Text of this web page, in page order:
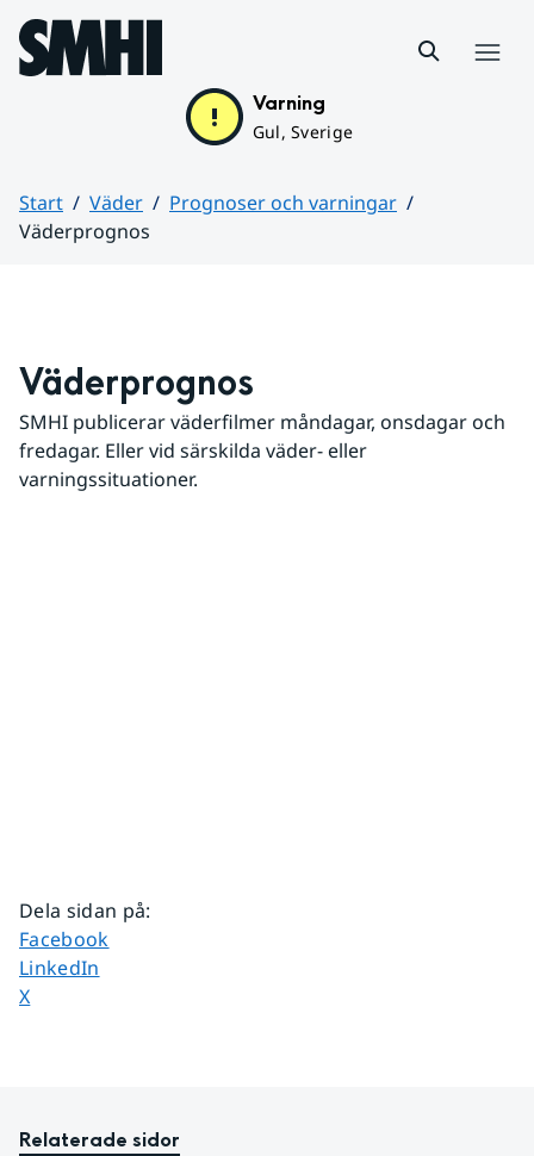
Hoppa till sidans innehåll
Varning
Gul, Sverige
Start Väder
Prognoser och varningar
Väderprognos
Väderprognos
SMHI publicerar väderfilmer måndagar, onsdagar och
fredagar. Eller vid särskilda väder- eller
varningssituationer.
Dela sidan på:
Dela sidan på
Facebook
Dela sidan på
LinkedIn
Dela sidan på
X
Relaterade sidor